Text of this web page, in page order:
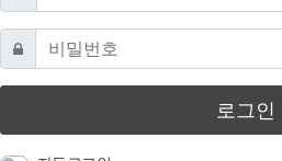
비밀번호필수
로그인